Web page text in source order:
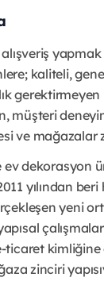
kaliteli,
müşteri
ve mağazalar
ev dekorasyon
yılından
yeni
ticaret
zinciri